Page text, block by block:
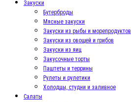
Закуски
Бутерброды
Мясные закуски
Закуски из рыбы и морепродуктов
Закуски из овощей и грибов
Закуски из яиц
Закусочные торты
Паштеты и террины
Рулеты и рулетики
Холодцы, студни и заливное
Салаты